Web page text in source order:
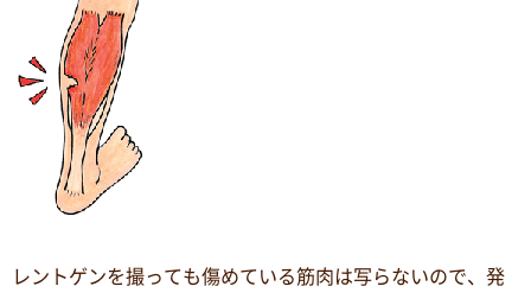
レントゲンを撮っても傷めている筋肉は写らないので、発